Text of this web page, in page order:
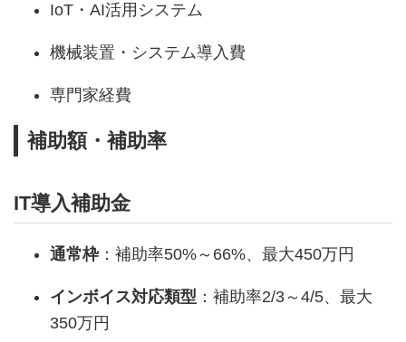
IoT・AI活用システム
機械装置・システム導入費
専門家経費
補助額・補助率
IT導入補助金
通常枠：補助率50%～66%、最大450万円
インボイス対応類型 ：補助率2/3～4/5、最大
350万円